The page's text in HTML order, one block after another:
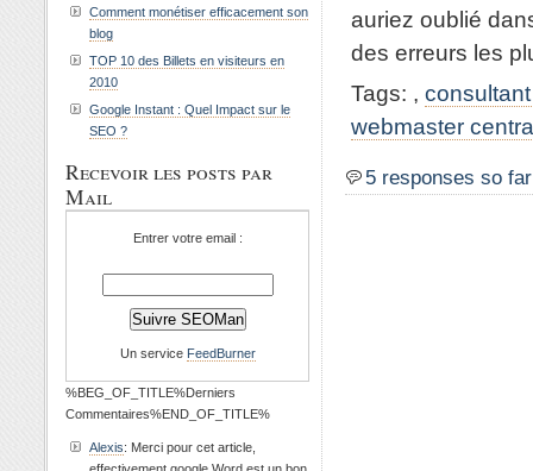
auriez oublié
des erreurs les
Tags: ,
webmaster
5 responses so far
Comment monétiser efficacement son
blog
TOP 10 des Billets en visiteurs en
2010
Google Instant : Quel Impact sur le
SEO ?
Recevoir les posts par
Mail
Entrer votre email :
Un service FeedBurner
%BEG_OF_TITLE%Derniers
Commentaires%END_OF_TITLE%
Alexis: Merci pour cet article,